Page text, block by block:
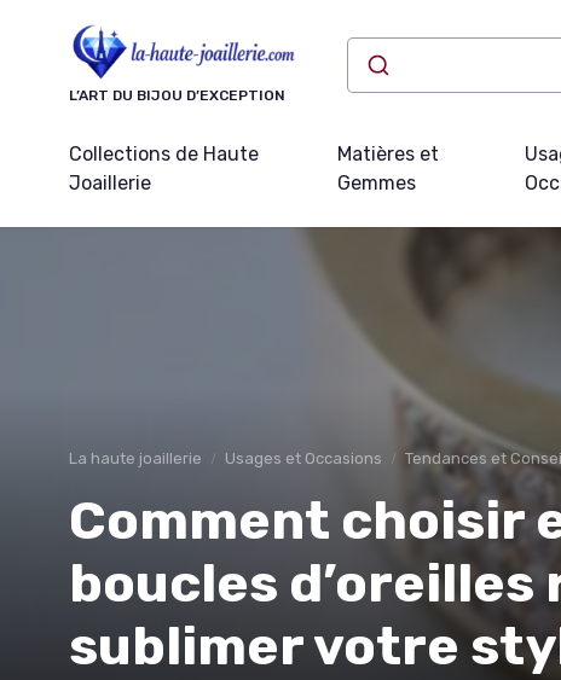
L’ART DU BIJOU D’EXCEPTION
Collections de Haute
Joaillerie
Matières et
Gemmes
La haute joaillerie Usages et Occasions Tendances et
Comment choisir
boucles
sublimer votre